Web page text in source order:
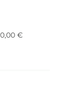
€